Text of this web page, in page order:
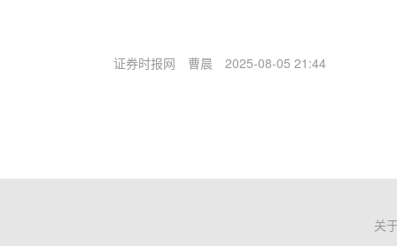
证券时报网 曹晨 2025-08-05 21:44
关